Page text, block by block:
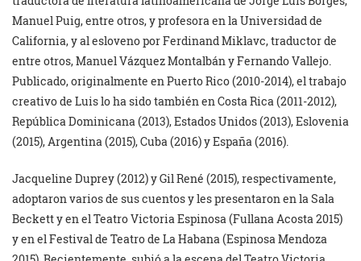
Manuel Puig, entre otros, y profesora en la Universidad de
California, y al esloveno por Ferdinand Miklavc, traductor de
entre otros, Manuel Vázquez Montalbán y Fernando Vallejo.
Publicado, originalmente en Puerto Rico (2010-2014), el trabajo
creativo de Luis lo ha sido también en Costa Rica (2011-2012),
República Dominicana (2013), Estados Unidos (2013), Eslovenia
(2015), Argentina (2015), Cuba (2016) y España (2016).
Jacqueline Duprey (2012) y Gil René (2015), respectivamente,
adoptaron varios de sus cuentos y les presentaron en la Sala
Beckett y en el Teatro Victoria Espinosa (Fullana Acosta 2015)
y en el Festival de Teatro de La Habana (Espinosa Mendoza